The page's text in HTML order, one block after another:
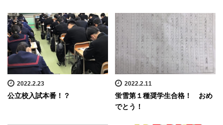
2022.2.23
公立校入試本番！？
2022.2.11
蛍雪第１種奨学生合格！ おめ
でとう！